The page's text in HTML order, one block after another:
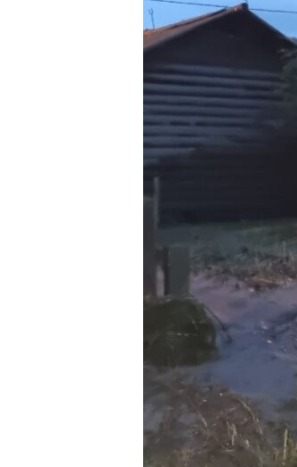
ПОДПИШИТЕСЬ НА РАССЫЛКУ